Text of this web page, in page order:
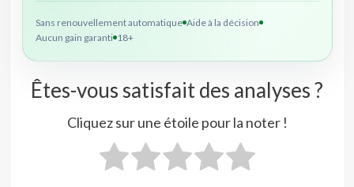
Sans renouvellement automatique Aide à la décision
Aucun gain garanti 18+
Êtes-vous satisfait des analyses ?
Cliquez sur une étoile pour la noter !